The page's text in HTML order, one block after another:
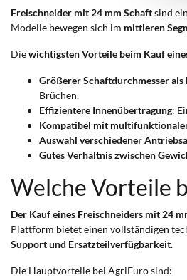
Freischneider mit 24 mm Schaftsind
Modelle bewegen sich im mittleren
Diewichtigsten Vorteile beim Kauf
Größerer Schaftdurchmesser als
Brüchen.
Effizientere Innenübertragung:
Kompatibel mit
Auswahl verschiedener
Gutes Verhältnis zwischen
Welche Vorteile
Der Kauf eines Freischneiders mit 24
Plattform bietet einen vollständigen
Support und Ersatzteilverfügbarkeit.
Die Hauptvorteile bei AgriEuro sind: